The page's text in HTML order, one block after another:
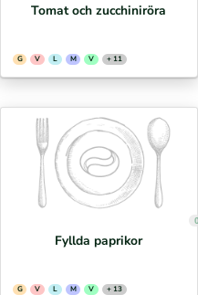
Tomat och zucchiniröra
G V L M V + 11
Fyllda paprikor
G V L M V + 13